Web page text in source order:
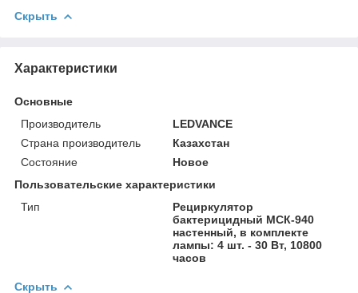
Скрыть
Характеристики
Основные
Производитель
LEDVANCE
Страна производитель
Казахстан
Состояние
Новое
Пользовательские характеристики
Тип
Рециркулятор
бактерицидный МСК-940
настенный, в комплекте
лампы: 4 шт. - 30 Вт, 10800
часов
Скрыть